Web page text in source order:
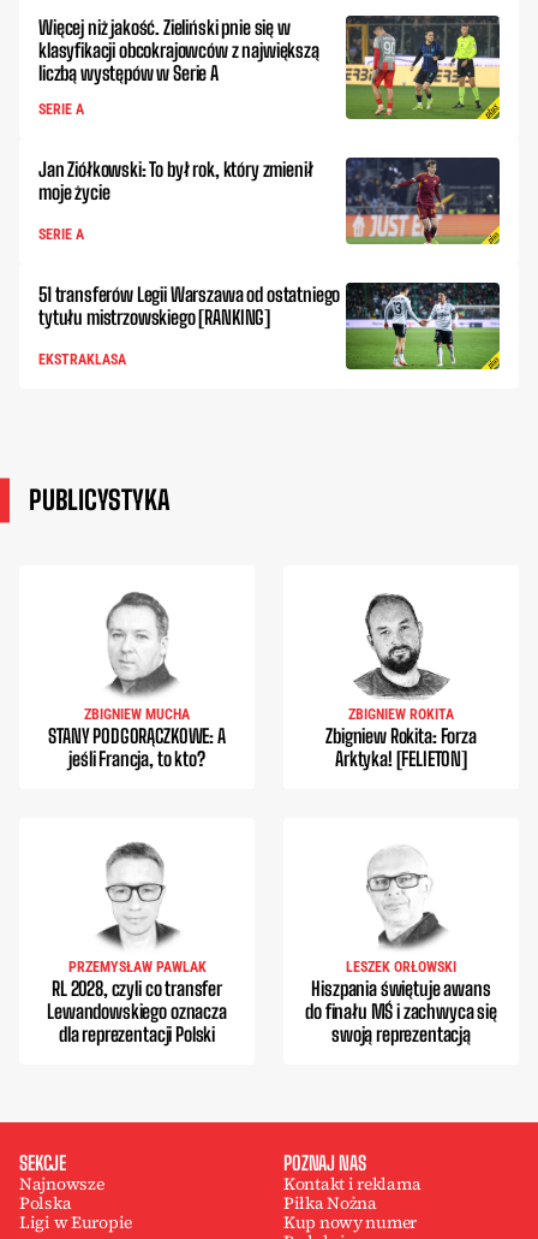
Więcej niż jakość. Zieliński pnie się w
klasyfikacji obcokrajowców z największą
liczbą występów w Serie A
SERIE A
Jan Ziółkowski: To był rok, który zmienił
moje życie
SERIE A
51 transferów Legii Warszawa od ostatniego
tytułu mistrzowskiego [RANKING]
EKSTRAKLASA
PUBLICYSTYKA
ZBIGNIEW MUCHA
STANY PODGORĄCZKOWE: A
jeśli Francja, to kto?
ZBIGNIEW ROKITA
Zbigniew Rokita: Forza
Arktyka! [FELIETON]
PRZEMYSŁAW PAWLAK
RL 2028, czyli co transfer
Lewandowskiego oznacza
dla reprezentacji Polski
LESZEK ORŁOWSKI
Hiszpania świętuje awans
do finału MŚ i zachwyca się
swoją reprezentacją
SEKCJE
Najnowsze
Polska
Ligi w Europie
POZNAJ NAS
Kontakt i reklama
Piłka Nożna
Kup nowy numer